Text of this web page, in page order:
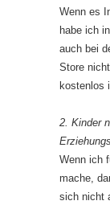
Wenn es
habe ich
auch bei
Store
kostenlos
2. Kinder
Wenn ich
mache,
sich nicht